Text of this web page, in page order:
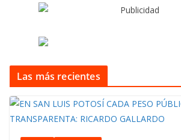
Las más recientes